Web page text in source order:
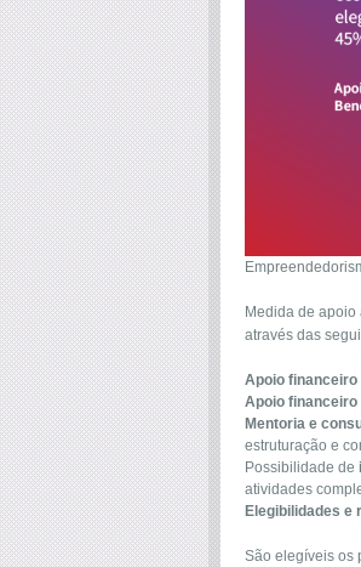
Medida de apoio
através das
Apoio
Apoio
Mentoria e
estruturação e
Possibilidade de
atividades
Elegibilidades e
São elegíveis os